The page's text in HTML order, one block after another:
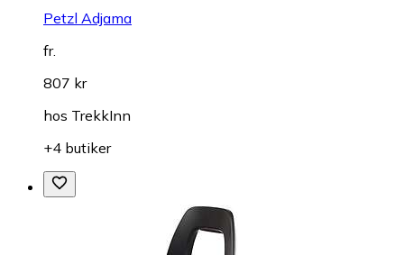
Petzl Adjama
fr.
807 kr
hos TrekkInn
+4 butiker